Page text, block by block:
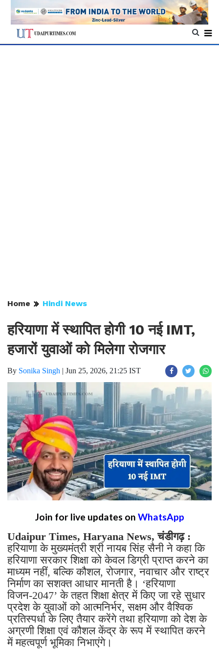
Home Hindi News
हरियाणा में स्थापित होगी 10 नई IMT,
हजारों युवाओं को मिलेगा रोजगार
By Sonika Singh | Jun 25, 2026, 21:25 IST
Join for live updates on WhatsApp
Udaipur Times, Haryana News, चंडीगढ़ :
हरियाणा के मुख्यमंत्री श्री नायब सिंह सैनी ने कहा कि
हरियाणा सरकार शिक्षा को केवल डिग्री प्राप्त करने का
माध्यम नहीं, बल्कि कौशल, रोजगार, नवाचार और राष्ट्र
निर्माण का सशक्त आधार मानती है। ‘हरियाणा
विजन-2047’ के तहत शिक्षा क्षेत्र में किए जा रहे सुधार
प्रदेश के युवाओं को आत्मनिर्भर, सक्षम और वैश्विक
प्रतिस्पर्धा के लिए तैयार करेंगे तथा हरियाणा को देश के
अग्रणी शिक्षा एवं कौशल केंद्र के रूप में स्थापित करने
में महत्वपूर्ण भूमिका निभाएंगे।